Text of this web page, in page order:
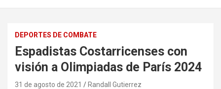
DEPORTES DE COMBATE
Espadistas Costarricenses con
visión a Olimpiadas de París 2024
31 de agosto de 2021 Randall Gutierrez